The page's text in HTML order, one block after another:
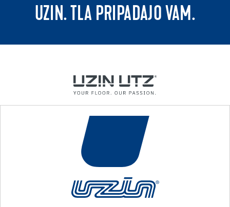
UZIN. TLA PRIPADAJO VAM.